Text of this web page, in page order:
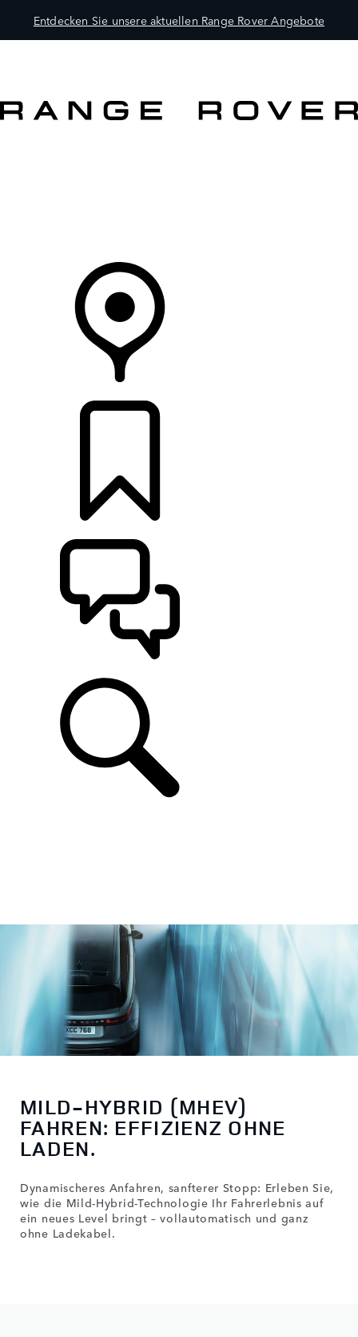
Entdecken Sie unsere aktuellen Range Rover Angebote
MILD-HYBRID (MHEV)
FAHREN: EFFIZIENZ OHNE
LADEN.
Dynamischeres Anfahren, sanfterer Stopp: Erleben Sie,
wie die Mild-Hybrid-Technologie Ihr Fahrerlebnis auf
ein neues Level bringt – vollautomatisch und ganz
ohne Ladekabel.